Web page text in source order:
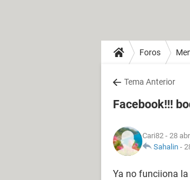
Foros
Tema Anterior
Facebook!!!
Cari82 - 28
Sahalin -
Ya no funciiona